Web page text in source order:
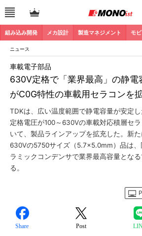
組み込み開発 メカ設計 製造マネジメント モ
ニュース
630V定格で「業界最高」の静電
がC0G特性の車載用セラコンを
車載電子部品
TDKは、広い温度範囲で静電容量が安定し
定格電圧が100～630Vの車載対応積層セ
いて、製品ラインアップを拡充した。新
630Vの5750サイズ（5.7×5.0mm）品は
ラミックコンデンサで業界最高容量とな
る。
Share Post